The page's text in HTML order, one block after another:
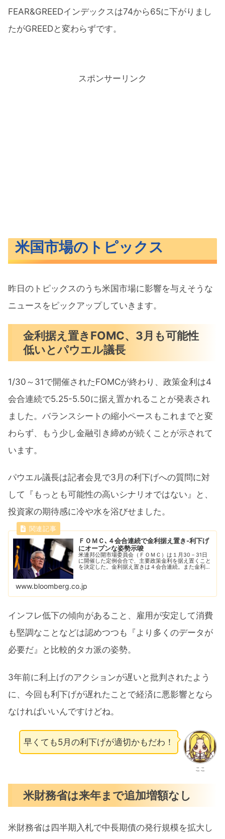
FEAR&GREEDインデックスは74から65に下がりまし
たがGREEDと変わらずです。
スポンサーリンク
米国市場のトピックス
昨日のトピックスのうち米国市場に影響を与えそうな
ニュースをピックアップしていきます。
金利据え置きFOMC、3月も可能性
低いとパウエル議長
1/30～31で開催されたFOMCが終わり、政策金利は4
会合連続で5.25-5.50に据え置かれることが発表され
ました。バランスシートの縮小ペースもこれまでと変
わらず、もう少し金融引き締めが続くことが示されて
います。
パウエル議長は記者会見で3月の利下げへの質問に対
して『もっとも可能性の高いシナリオではない』と、
投資家の期待感に冷や水を浴びせました。
ＦＯＭＣ､４会合連続で金利据え置き-利下げ
にオープンな姿勢示唆
米連邦公開市場委員会（ＦＯＭＣ）は１月30－31日
に開催した定例会合で、主要政策金利を据え置くこと
を決定した。金利据え置きは４会合連続。また金利引
www.bloomberg.co.jp
インフレ低下の傾向があること、雇用が安定して消費
も堅調なことなどは認めつつも『より多くのデータが
必要だ』と比較的タカ派の姿勢。
3年前に利上げのアクションが遅いと批判されたよう
に、今回も利下げが遅れたことで経済に悪影響となら
なければいいんですけどね。
ここ
早くても5月の利下げが適切かもだわ！
米財務省は来年まで追加増額なし
米財務省は四半期入札で中長期債の発行規模を拡大し